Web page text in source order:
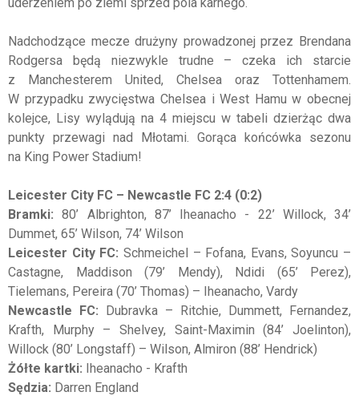
Nadchodzące mecze drużyny prowadzonej przez Brendana
Rodgersa będą niezwykle trudne – czeka ich starcie
z Manchesterem United, Chelsea oraz Tottenhamem.
W przypadku zwycięstwa Chelsea i West Hamu w obecnej
kolejce, Lisy wylądują na 4 miejscu w tabeli dzierżąc dwa
punkty przewagi nad Młotami. Gorąca końcówka sezonu
na King Power Stadium!
Leicester City FC – Newcastle FC 2:4 (0:2)
Bramki:80’ Albrighton, 87’ Iheanacho - 22’ Willock, 34’
Dummet, 65’ Wilson, 74’ Wilson
Leicester City FC: Schmeichel – Fofana, Evans, Soyuncu –
Castagne, Maddison (79’ Mendy), Ndidi (65’ Perez),
Tielemans, Pereira (70’ Thomas) – Iheanacho, Vardy
Newcastle FC: Dubravka – Ritchie, Dummett, Fernandez,
Krafth, Murphy – Shelvey, Saint-Maximin (84’ Joelinton),
Willock (80’ Longstaff) – Wilson, Almiron (88’ Hendrick)
Żółte kartki: Iheanacho - Krafth
Sędzia: Darren England